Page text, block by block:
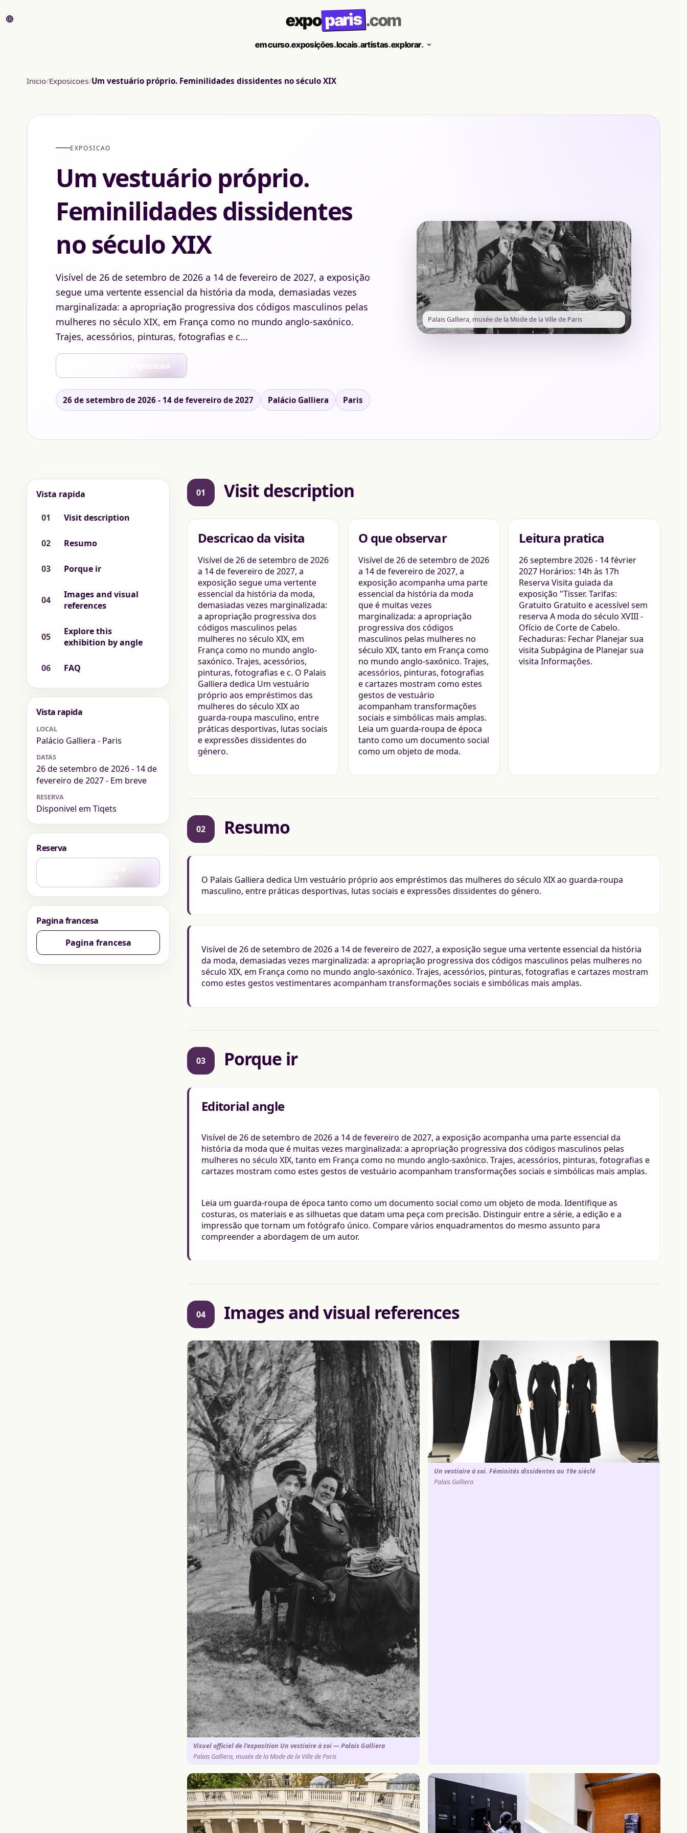
expoparis.com
em curso.exposições.locais.artistas.explorar.
Inicio Exposicoes Um vestuário próprio. Feminilidades dissidentes no século XIX
EXPOSICAO
Um vestuário próprio.
Feminilidades dissidentes
no século XIX
Visível de 26 de setembro de 2026 a 14 de fevereiro de 2027, a exposição
segue uma vertente essencial da história da moda, demasiadas vezes
marginalizada: a apropriação progressiva dos códigos masculinos pelas
mulheres no século XIX, em França como no mundo anglo-saxónico.
Trajes, acessórios, pinturas, fotografias e c...
Reservar esta exposicao
26 de setembro de 2026 - 14 de fevereiro de 2027 Palácio Galliera Paris
Palais Galliera, musée de la Mode de la Ville de Paris
01 Visit description
Descricao da visita
Visível de 26 de setembro de 2026
a 14 de fevereiro de 2027, a
exposição segue uma vertente
essencial da história da moda,
demasiadas vezes marginalizada:
a apropriação progressiva dos
códigos masculinos pelas
mulheres no século XIX, em
França como no mundo anglo-
saxónico. Trajes, acessórios,
pinturas, fotografias e c. O Palais
Galliera dedica Um vestuário
próprio aos empréstimos das
mulheres do século XIX ao
guarda-roupa masculino, entre
práticas desportivas, lutas sociais
e expressões dissidentes do
género.
O que observar
Visível de 26 de setembro de 2026
a 14 de fevereiro de 2027, a
exposição acompanha uma parte
essencial da história da moda
que é muitas vezes
marginalizada: a apropriação
progressiva dos códigos
masculinos pelas mulheres no
século XIX, tanto em França como
no mundo anglo-saxónico. Trajes,
acessórios, pinturas, fotografias
e cartazes mostram como estes
gestos de vestuário
acompanham transformações
sociais e simbólicas mais amplas.
Leia um guarda-roupa de época
tanto como um documento social
como um objeto de moda.
Leitura pratica
26 septembre 2026 - 14 février
2027 Horários: 14h às 17h
Reserva Visita guiada da
exposição "Tisser. Tarifas:
Gratuito Gratuito e acessível sem
reserva A moda do século XVIII -
Ofício de Corte de Cabelo.
Fechaduras: Fechar Planejar sua
visita Subpágina de Planejar sua
visita Informações.
02 Resumo
O Palais Galliera dedica Um vestuário próprio aos empréstimos das mulheres do século XIX ao guarda-roupa
masculino, entre práticas desportivas, lutas sociais e expressões dissidentes do género.
Visível de 26 de setembro de 2026 a 14 de fevereiro de 2027, a exposição segue uma vertente essencial da história
da moda, demasiadas vezes marginalizada: a apropriação progressiva dos códigos masculinos pelas mulheres no
século XIX, em França como no mundo anglo-saxónico. Trajes, acessórios, pinturas, fotografias e cartazes mostram
como estes gestos vestimentares acompanham transformações sociais e simbólicas mais amplas.
03 Porque ir
Editorial angle
Visível de 26 de setembro de 2026 a 14 de fevereiro de 2027, a exposição acompanha uma parte essencial da
história da moda que é muitas vezes marginalizada: a apropriação progressiva dos códigos masculinos pelas
mulheres no século XIX, tanto em França como no mundo anglo-saxónico. Trajes, acessórios, pinturas, fotografias e
cartazes mostram como estes gestos de vestuário acompanham transformações sociais e simbólicas mais amplas.
Leia um guarda-roupa de época tanto como um documento social como um objeto de moda. Identifique as
costuras, os materiais e as silhuetas que datam uma peça com precisão. Distinguir entre a série, a edição e a
impressão que tornam um fotógrafo único. Compare vários enquadramentos do mesmo assunto para
compreender a abordagem de um autor.
04 Images and visual references
Visuel officiel de l'exposition Un vestiaire à soi — Palais Galliera
Palais Galliera, musée de la Mode de la Ville de Paris
Un vestiaire à soi. Féminités dissidentes au 19e sièclé
Palais Galliera
Vista rapida
01 Visit description
02 Resumo
03 Porque ir
04
Images and visual
references
05
Explore this
exhibition by angle
06 FAQ
Vista rapida
LOCAL
Palácio Galliera - Paris
DATAS
26 de setembro de 2026 - 14 de
fevereiro de 2027 - Em breve
RESERVA
Disponivel em Tiqets
Reserva
exposicao
Pagina francesa
Pagina francesa